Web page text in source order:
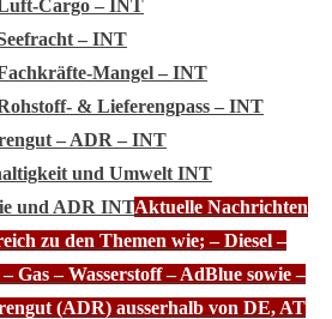
Cargo – INT
– INT
Mangel – INT
& Lieferengpass – INT
– ADR – INT
und Umwelt INT
und ADR INTAktuelle Nachrichten
zu den Themen wie; – Diesel –
Gas – Wasserstoff – AdBlue sowie –
(ADR) ausserhalb von DE, AT